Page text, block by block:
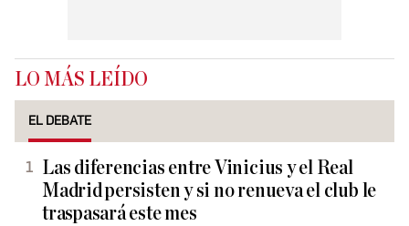
LO MÁS LEÍDO
EL DEBATE
Las diferencias entre Vinicius y el Real
Madrid persisten y si no renueva el club le
traspasará este mes